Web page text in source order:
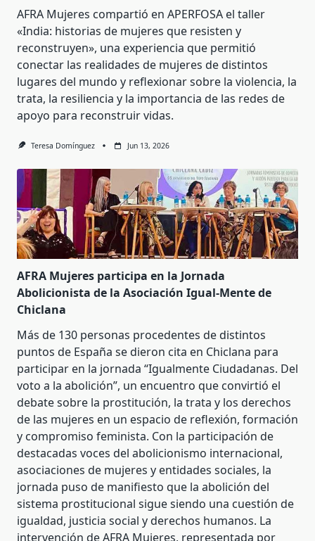
AFRA Mujeres compartió en APERFOSA el taller
«India: historias de mujeres que resisten y
reconstruyen», una experiencia que permitió
conectar las realidades de mujeres de distintos
lugares del mundo y reflexionar sobre la violencia, la
trata, la resiliencia y la importancia de las redes de
apoyo para reconstruir vidas.
Teresa Domínguez Jun 13, 2026
AFRA Mujeres participa en la Jornada
Abolicionista de la Asociación Igual-Mente de
Chiclana
Más de 130 personas procedentes de distintos
puntos de España se dieron cita en Chiclana para
participar en la jornada “Igualmente Ciudadanas. Del
voto a la abolición”, un encuentro que convirtió el
debate sobre la prostitución, la trata y los derechos
de las mujeres en un espacio de reflexión, formación
y compromiso feminista. Con la participación de
destacadas voces del abolicionismo internacional,
asociaciones de mujeres y entidades sociales, la
jornada puso de manifiesto que la abolición del
sistema prostitucional sigue siendo una cuestión de
igualdad, justicia social y derechos humanos. La
intervención de AFRA Mujeres, representada por